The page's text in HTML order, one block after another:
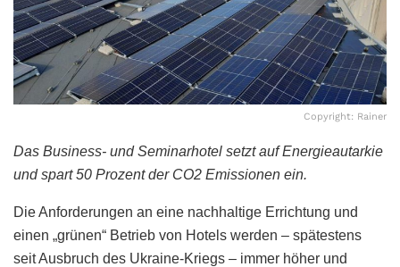
Copyright: Rainer
Das Business- und Seminarhotel setzt auf Energieautarkie
und spart 50 Prozent der CO2 Emissionen ein.
Die Anforderungen an eine nachhaltige Errichtung und
einen „grünen“ Betrieb von Hotels werden – spätestens
seit Ausbruch des Ukraine-Kriegs – immer höher und